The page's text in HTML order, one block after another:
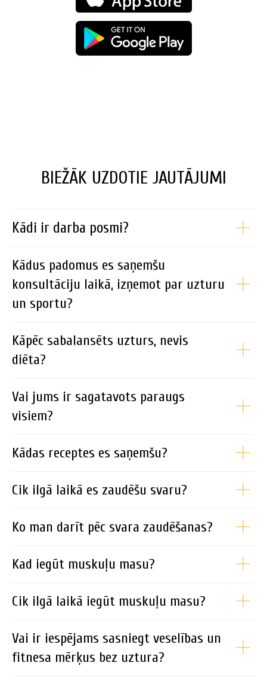
BIEŽĀK UZDOTIE JAUTĀJUMI
Kādi ir darba posmi?
Kādus padomus es saņemšu
konsultāciju laikā, izņemot par uzturu
un sportu?
Kāpēc sabalansēts uzturs, nevis
diēta?
Vai jums ir sagatavots paraugs
visiem?
Kādas receptes es saņemšu?
Cik ilgā laikā es zaudēšu svaru?
Ko man darīt pēc svara zaudēšanas?
Kad iegūt muskuļu masu?
Cik ilgā laikā iegūt muskuļu masu?
Vai ir iespējams sasniegt veselības un
fitnesa mērķus bez uztura?